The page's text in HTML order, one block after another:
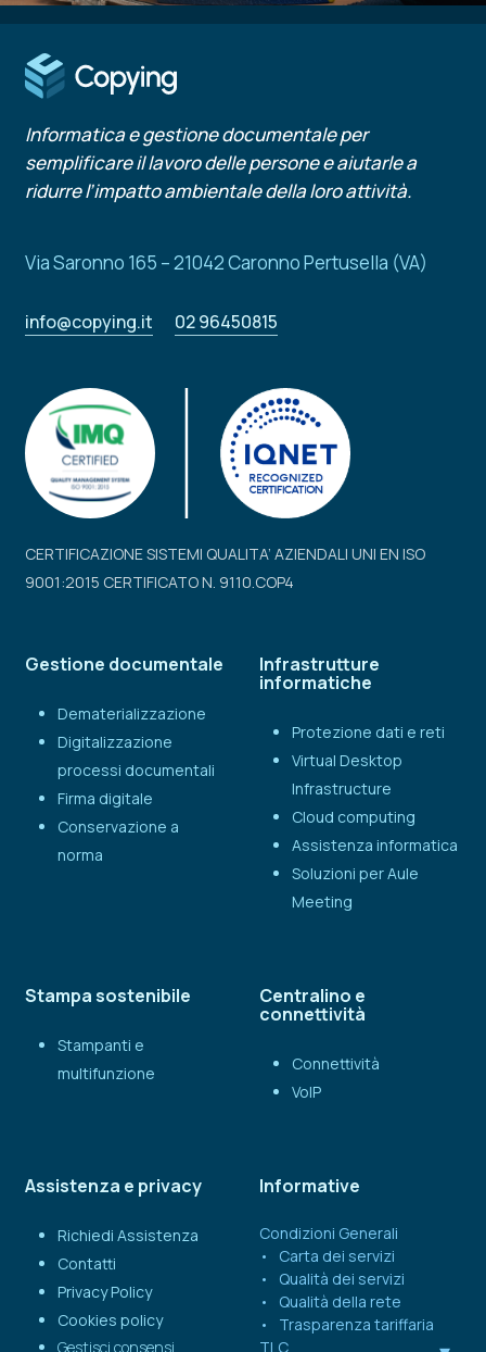
Informatica e gestione documentale per
semplificare il lavoro delle persone e aiutarle a
ridurre l’impatto ambientale della loro attività.
Via Saronno 165 – 21042 Caronno Pertusella (VA)
info@copying.it 02 96450815
CERTIFICAZIONE SISTEMI QUALITA’ AZIENDALI UNI EN ISO
9001:2015 CERTIFICATO N. 9110.COP4
Gestione documentale
Dematerializzazione
Digitalizzazione
processi documentali
Firma digitale
Conservazione a
norma
Infrastrutture
informatiche
Protezione dati e reti
Virtual Desktop
Infrastructure
Cloud computing
Assistenza informatica
Soluzioni per Aule
Meeting
Stampa sostenibile
Stampanti e
multifunzione
Centralino e
connettività
Connettività
VoIP
Assistenza e privacy
Richiedi Assistenza
Contatti
Privacy Policy
Cookies policy
Gestisci consensi
Informative
Condizioni Generali
Carta dei servizi
Qualità dei servizi
Qualità della rete
Trasparenza tariffaria
TLC